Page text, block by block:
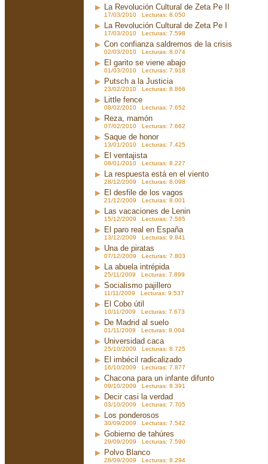
La Revolución Cultural de Zeta Pe II
17/03/2010 Lecturas: 8.050
La Revolución Cultural de Zeta Pe I
17/03/2010 Lecturas: 7.598
Con confianza saldremos de la crisis
02/03/2010 Lecturas: 8.074
El garito se viene abajo
01/03/2010 Lecturas: 7.918
Putsch a la Justicia
23/02/2010 Lecturas: 8.866
Little fence
08/02/2010 Lecturas: 7.652
Reza, mamón
07/02/2010 Lecturas: 7.662
Saque de honor
13/01/2010 Lecturas: 7.425
El ventajista
08/01/2010 Lecturas: 8.227
La respuesta está en el viento
28/12/2009 Lecturas: 8.098
El desfile de los vagos
21/12/2009 Lecturas: 8.001
Las vacaciones de Lenin
15/12/2009 Lecturas: 7.585
El paro real en España
13/12/2009 Lecturas: 9.841
Una de piratas
07/12/2009 Lecturas: 7.803
La abuela intrépida
25/11/2009 Lecturas: 7.899
Socialismo pajillero
11/11/2009 Lecturas: 9.537
El Cobo útil
10/11/2009 Lecturas: 7.673
De Madrid al suelo
01/11/2009 Lecturas: 8.004
Universidad caca
25/10/2009 Lecturas: 8.725
El imbécil radicalizado
16/10/2009 Lecturas: 7.877
Chacona para un infante difunto
09/10/2009 Lecturas: 8.391
Decir casi la verdad
03/10/2009 Lecturas: 7.705
Los ponderosos
30/09/2009 Lecturas: 7.542
Gobierno de tahúres
29/09/2009 Lecturas: 7.590
Polvo Blanco
28/09/2009 Lecturas: 8.294